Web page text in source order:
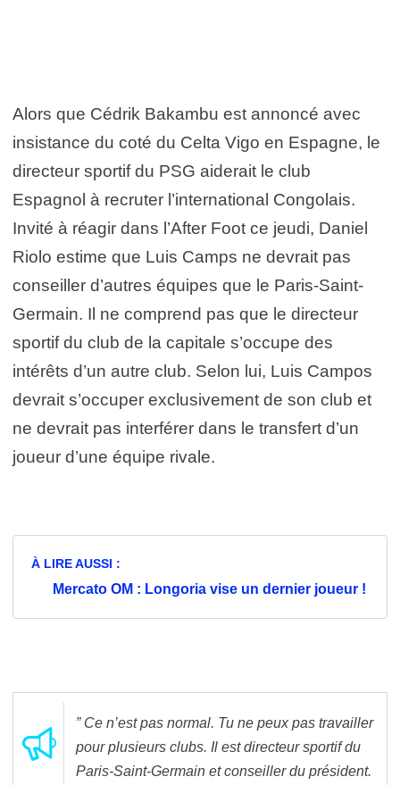
Alors que Cédrik Bakambu est annoncé avec
insistance du coté du Celta Vigo en Espagne, le
directeur sportif du PSG aiderait le club
Espagnol à recruter l’international Congolais.
Invité à réagir dans l’After Foot ce jeudi, Daniel
Riolo estime que Luis Camps ne devrait pas
conseiller d’autres équipes que le Paris-Saint-
Germain. Il ne comprend pas que le directeur
sportif du club de la capitale s’occupe des
intérêts d’un autre club. Selon lui, Luis Campos
devrait s’occuper exclusivement de son club et
ne devrait pas interférer dans le transfert d’un
joueur d’une équipe rivale.
À LIRE AUSSI :
Mercato OM : Longoria vise un dernier joueur !
” Ce n’est pas normal. Tu ne peux pas travailler
pour plusieurs clubs. Il est directeur sportif du
Paris-Saint-Germain et conseiller du président.